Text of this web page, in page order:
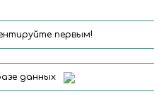
первым!
данных